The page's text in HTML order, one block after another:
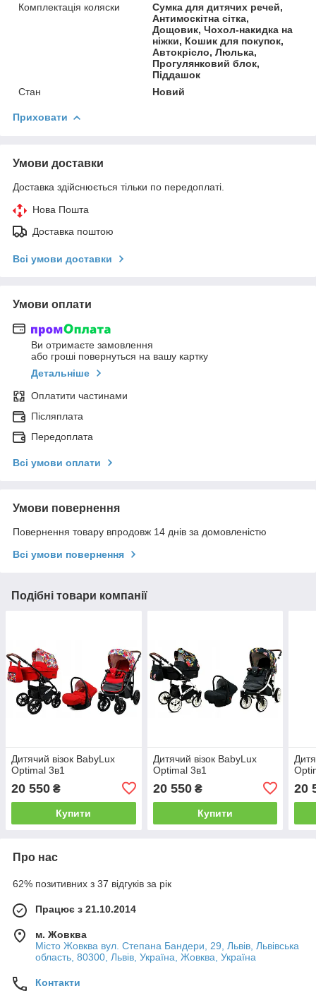
Комплектація коляски
Сумка для дитячих речей,
Антимоскітна сітка,
Дощовик, Чохол-накидка на
ніжки, Кошик для покупок,
Автокрісло, Люлька,
Прогулянковий блок,
Піддашок
Стан
Новий
Приховати
Умови доставки
Доставка здійснюється тільки по передоплаті.
Нова Пошта
Доставка поштою
Всі умови доставки
Умови оплати
Ви отримаєте замовлення
або гроші повернуться на вашу картку
Детальніше
Оплатити частинами
Післяплата
Передоплата
Всі умови оплати
Умови повернення
Повернення товару впродовж 14 днів за домовленістю
Всі умови повернення
Подібні товари компанії
Дитячий візок BabyLux
Optimal 3в1
20 550 ₴
Купити
Дитячий візок BabyLux
Optimal 3в1
20 550₴
Купити
20
Про нас
62% позитивних з 37 відгуків за рік
Працює з 21.10.2014
м. Жовква
Місто Жовква вул. Степана Бандери, 29, Львів, Львівська
область, 80300, Львів, Україна, Жовква, Україна
Контакти